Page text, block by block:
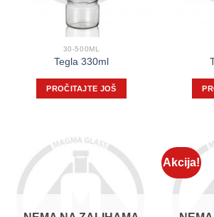
30-500ML
Tegla 330ml
PROČITAJTE JOŠ
Akcija!